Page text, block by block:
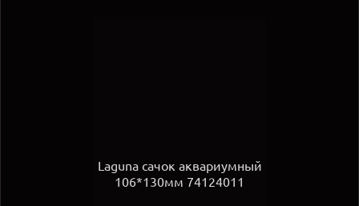
Laguna сачок аквариумный
106*130мм 74124011